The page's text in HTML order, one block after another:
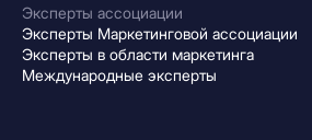
Эксперты ассоциации
Эксперты Маркетинговой ассоциации
Эксперты в области маркетинга
Международные эксперты